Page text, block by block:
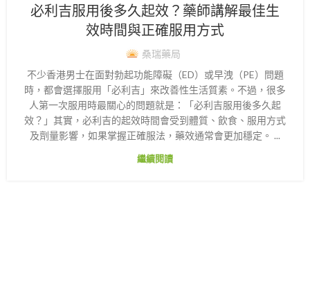
必利吉服用後多久起效？藥師講解最佳生
效時間與正確服用方式
桑瑞藥局
不少香港男士在面對勃起功能障礙（ED）或早洩（PE）問題
時，都會選擇服用「必利吉」來改善性生活質素。不過，很多
人第一次服用時最關心的問題就是：「必利吉服用後多久起
效？」其實，必利吉的起效時間會受到體質、飲食、服用方式
及劑量影響，如果掌握正確服法，藥效通常會更加穩定。 ...
繼續閱讀